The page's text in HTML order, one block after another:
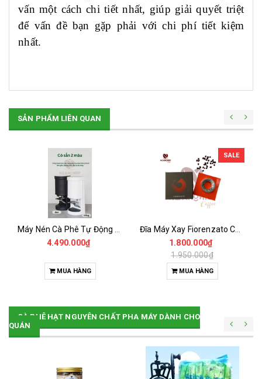
vấn một cách chi tiết nhất, giúp giải quyết triệt
để vấn đề bạn gặp phải với chi phí tiết kiệm
nhất.
SẢN PHẨM LIÊN QUAN
4.490.000₫
MUA HÀNG
SALE
1.800.000₫
1.950.000₫
MUA HÀNG
CÀ PHÊ HẠT NGUYÊN CHẤT PHA MÁY DÀNH CHO
QUÁN